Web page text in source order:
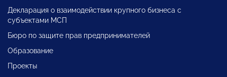
Декларация о взаимодействии крупного бизнеса с
субъектами МСП
Бюро по защите прав предпринимателей
Образование
Проекты